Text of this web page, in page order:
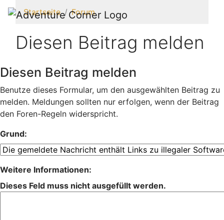
Startseite Forum
Diesen Beitrag melden
Diesen Beitrag melden
Benutze dieses Formular, um den ausgewählten Beitrag zu
melden. Meldungen sollten nur erfolgen, wenn der Beitrag
den Foren-Regeln widerspricht.
Grund:
Weitere Informationen:
Dieses Feld muss nicht ausgefüllt werden.